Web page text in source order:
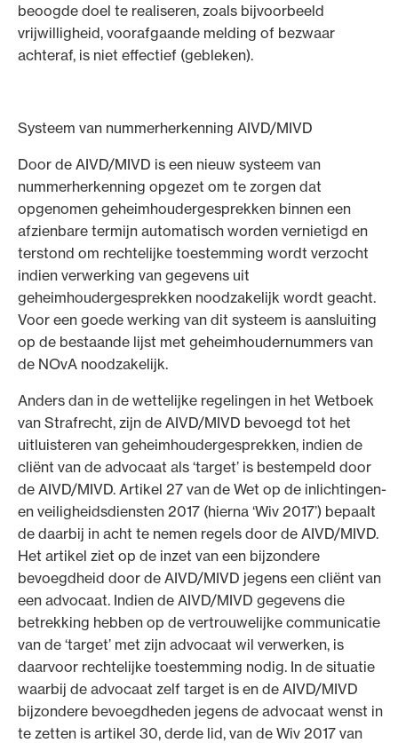
beoogde doel te realiseren, zoals bijvoorbeeld
vrijwilligheid, voorafgaande melding of bezwaar
achteraf, is niet effectief (gebleken).
Systeem van nummerherkenning AIVD/MIVD
Door de AIVD/MIVD is een nieuw systeem van
nummerherkenning opgezet om te zorgen dat
opgenomen geheimhoudergesprekken binnen een
afzienbare termijn automatisch worden vernietigd en
terstond om rechtelijke toestemming wordt verzocht
indien verwerking van gegevens uit
geheimhoudergesprekken noodzakelijk wordt geacht.
Voor een goede werking van dit systeem is aansluiting
op de bestaande lijst met geheimhoudernummers van
de NOvA noodzakelijk.
Anders dan in de wettelijke regelingen in het Wetboek
van Strafrecht, zijn de AIVD/MIVD bevoegd tot het
uitluisteren van geheimhoudergesprekken, indien de
cliënt van de advocaat als ‘target’ is bestempeld door
de AIVD/MIVD. Artikel 27 van de Wet op de inlichtingen-
en veiligheidsdiensten 2017 (hierna ‘Wiv 2017’) bepaalt
de daarbij in acht te nemen regels door de AIVD/MIVD.
Het artikel ziet op de inzet van een bijzondere
bevoegdheid door de AIVD/MIVD jegens een cliënt van
een advocaat. Indien de AIVD/MIVD gegevens die
betrekking hebben op de vertrouwelijke communicatie
van de ‘target’ met zijn advocaat wil verwerken, is
daarvoor rechtelijke toestemming nodig. In de situatie
waarbij de advocaat zelf target is en de AIVD/MIVD
bijzondere bevoegdheden jegens de advocaat wenst in
te zetten is artikel 30, derde lid, van de Wiv 2017 van